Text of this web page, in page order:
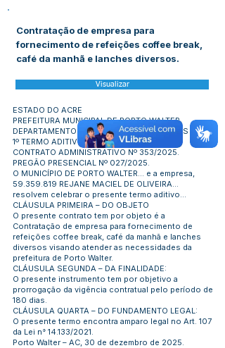
Contratação de empresa para
fornecimento de refeições coffee break,
café da manhã e lanches diversos.
Visualizar
ESTADO DO ACRE
PREFEITURA MUNICIPAL DE PORTO WALTER
DEPARTAMENTO DE GESTÃO DE CONTRATOS
1º TERMO ADITIVO
CONTRATO ADMINISTRATIVO Nº 353/2025.
PREGÃO PRESENCIAL Nº 027/2025.
O MUNICÍPIO DE PORTO WALTER... e a empresa,
59.359.819 REJANE MACIEL DE OLIVEIRA...
resolvem celebrar o presente termo aditivo...
CLÁUSULA PRIMEIRA – DO OBJETO
O presente contrato tem por objeto é a
Contratação de empresa para fornecimento de
refeições coffee break, café da manhã e lanches
diversos visando atender as necessidades da
prefeitura de Porto Walter.
CLÁUSULA SEGUNDA – DA FINALIDADE:
O presente instrumento tem por objetivo a
prorrogação da vigência contratual pelo período de
180 dias.
CLÁUSULA QUARTA – DO FUNDAMENTO LEGAL:
O presente termo encontra amparo legal no Art. 107
da Lei n° 14.133/2021.
Porto Walter – AC, 30 de dezembro de 2025.